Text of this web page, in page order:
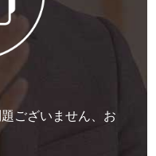
ございません、お